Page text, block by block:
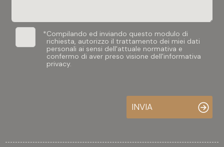
*Compilando ed inviando questo modulo di
richiesta, autorizzo il trattamento dei miei dati
personali ai sensi dell'attuale normativa e
confermo di aver preso visione dell'informativa
privacy.
INVIA